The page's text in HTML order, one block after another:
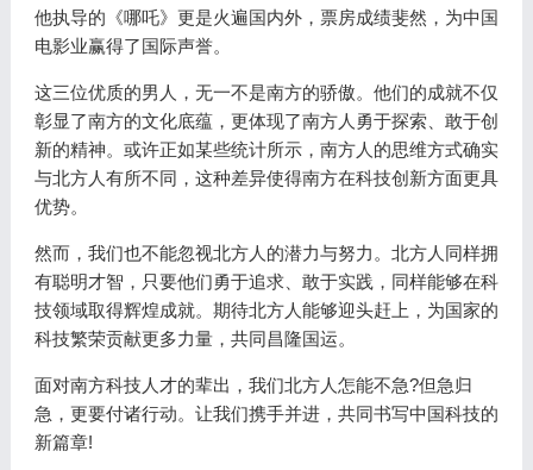
他执导的《哪吒》更是火遍国内外，票房成绩斐然，为中国
电影业赢得了国际声誉。
这三位优质的男人，无一不是南方的骄傲。他们的成就不仅
彰显了南方的文化底蕴，更体现了南方人勇于探索、敢于创
新的精神。或许正如某些统计所示，南方人的思维方式确实
与北方人有所不同，这种差异使得南方在科技创新方面更具
优势。
然而，我们也不能忽视北方人的潜力与努力。北方人同样拥
有聪明才智，只要他们勇于追求、敢于实践，同样能够在科
技领域取得辉煌成就。期待北方人能够迎头赶上，为国家的
科技繁荣贡献更多力量，共同昌隆国运。
面对南方科技人才的辈出，我们北方人怎能不急?但急归
急，更要付诸行动。让我们携手并进，共同书写中国科技的
新篇章!